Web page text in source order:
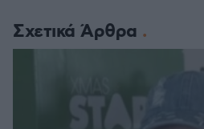
Σχετικά Άρθρα